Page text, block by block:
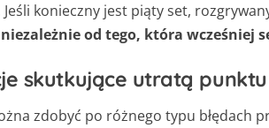
konieczny jest piąty set,
od tego, która wcześniej
skutkujące utratą punktu
zdobyć po różnego typu błędach